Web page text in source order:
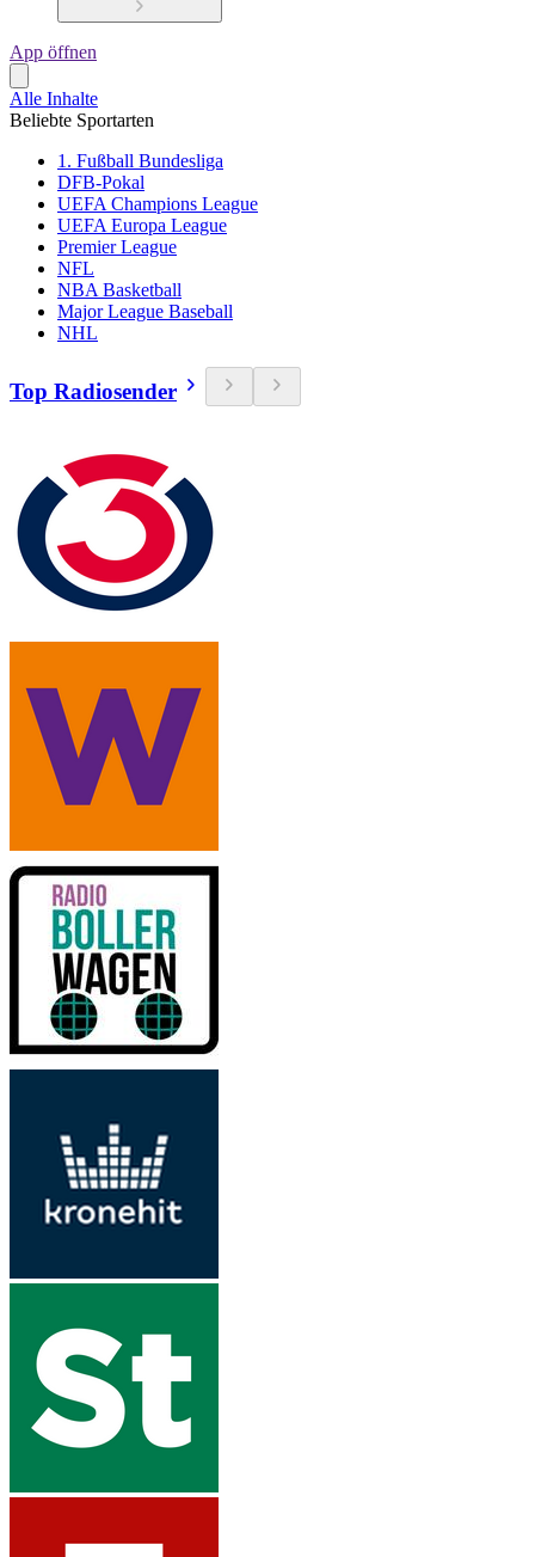
App öffnen
Alle Inhalte
Beliebte Sportarten
1. Fußball Bundesliga
DFB-Pokal
UEFA Champions League
UEFA Europa League
Premier League
NFL
NBA Basketball
Major League Baseball
NHL
Top Radiosender